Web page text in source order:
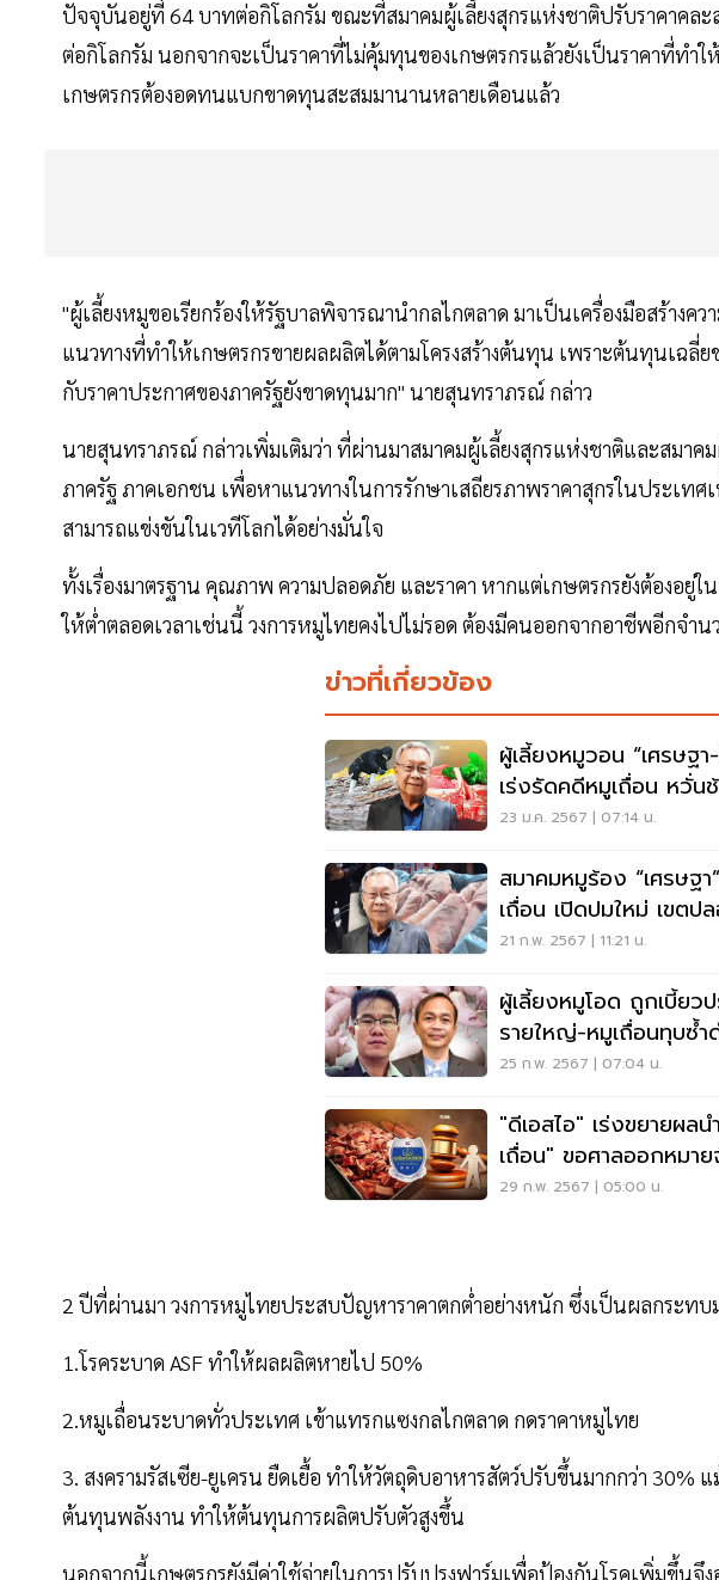
ปัจจุบันอยู่ที่ 64 บาทต่อกิโลกรัม ขณะที่สมาคมผู้เลี้ยงสุกรแห่งชาติปรับราคาคล
ต่อกิโลกรัม นอกจากจะเป็นราคาที่ไม่คุ้มทุนของเกษตรกรแล้วยังเป็นราคาที่ทำ
เกษตรกรต้องอดทนแบกขาดทุนสะสมมานานหลายเดือนแล้ว
"ผู้เลี้ยงหมูขอเรียกร้องให้รัฐบาลพิจารณานำกลไกตลาด มาเป็นเครื่องมือสร้างค
แนวทางที่ทำให้เกษตรกรขายผลผลิตได้ตามโครงสร้างต้นทุน เพราะต้นทุนเฉลี่
กับราคาประกาศของภาครัฐยังขาดทุนมาก" นายสุนทราภรณ์ กล่าว
นายสุนทราภรณ์ กล่าวเพิ่มเติมว่า ที่ผ่านมาสมาคมผู้เลี้ยงสุกรแห่งชาติและสมาค
ภาครัฐ ภาคเอกชน เพื่อหาแนวทางในการรักษาเสถียรภาพราคาสุกรในประเท
สามารถแข่งขันในเวทีโลกได้อย่างมั่นใจ
ทั้งเรื่องมาตรฐาน คุณภาพ ความปลอดภัย และราคา หากแต่เกษตรกรยังต้องอยู่
ให้ต่ำตลอดเวลาเช่นนี้ วงการหมูไทยคงไปไม่รอด ต้องมีคนออกจากอาชีพอีกจำน
ข่าวที่เกี่ยวข้อง
ผู้เลี้ยงหมูวอน “เศรษฐา
เร่งรัดคดีหมูเถื่อน หวั่น
กก.ทุบตลาด
23 ม.ค. 2567 | 07:14 น.
สมาคมหมูร้อง “เศรษฐ
เถื่อน เปิดปมใหม่ เขตป
ขนย้าย
21 ก.พ. 2567 | 11:21 น.
ผู้เลี้ยงหมูโอด ถูกเบี้ยว
รายใหญ่-หมูเถื่อนทุบซ้ำ
25 ก.พ. 2567 | 07:04 น.
"ดีเอสไอ" เร่งขยายผลน
เถื่อน" ขอศาลออกหมา
29 ก.พ. 2567 | 05:00 น.
2 ปีที่ผ่านมา วงการหมูไทยประสบปัญหาราคาตกต่ำอย่างหนัก ซึ่งเป็นผลกระท
1.โรคระบาด ASF ทำให้ผลผลิตหายไป 50%
2.หมูเถื่อนระบาดทั่วประเทศ เข้าแทรกแซงกลไกตลาด กดราคาหมูไทย
3. สงครามรัสเซีย-ยูเครน ยืดเยื้อ ทำให้วัตถุดิบอาหารสัตว์ปรับขึ้นมากกว่า 30%
ต้นทุนพลังงาน ทำให้ต้นทุนการผลิตปรับตัวสูงขึ้น
นอกจากนี้เกษตรกรยังมีค่าใช้จ่ายในการปรับปรุงฟาร์มเพื่อป้องกันโรคเพิ่มขึ้นจึ